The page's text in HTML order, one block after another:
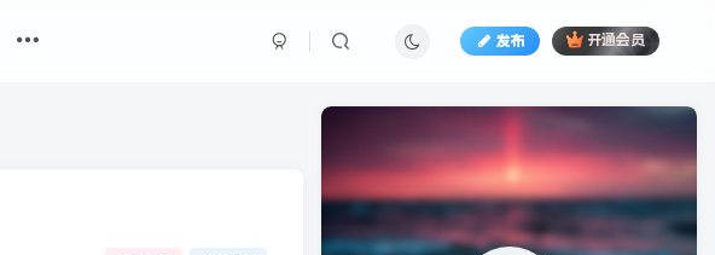
发布 开通会员